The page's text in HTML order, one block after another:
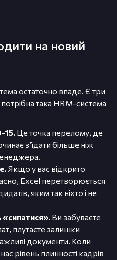
на новий
остаточно впаде. Є три
така HRM-система
15. Це точка перелому, де
з’їдати більше ніж
Якщо у вас відкрито
Excel перетворюється
яким так ніхто і не
Ви забуваєте
плутаєте залишки
документи. Коли
рівень плинності кадрів